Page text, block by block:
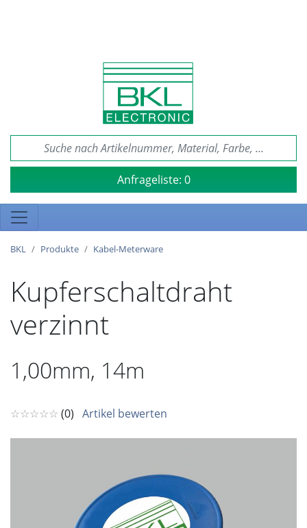
Anfrageliste: 0
BKL Produkte Kabel-Meterware
Kupferschaltdraht
verzinnt
1,00mm, 14m
☆☆☆☆☆ (0) Artikel bewerten